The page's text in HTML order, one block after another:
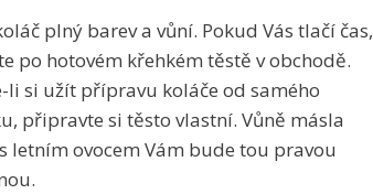
plný barev a vůní. Pokud Vás tlačí čas,
po hotovém křehkém těstě v obchodě.
li si užít přípravu koláče od samého
připravte si těsto vlastní. Vůně másla
letním ovocem Vám bude tou pravou